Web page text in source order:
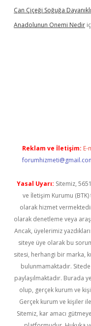
Çan Çiçeği Soğuğa
Anadolunun Onemi Nedir
Reklam ve İletişim: E-
Yasal Uyarı: Sitemiz,
ve İletişim Kurumu (BTK)
olarak hizmet
olarak denetleme veya
Ancak, üyelerimiz
siteye üye olarak bu
sitesi, herhangi bir marka,
bulunmamaktadır. Sitede
paylaşılmaktadır. Burada
olup, gerçek kurum ve
Gerçek kurum ve kişiler
Sitemiz, kar amacı